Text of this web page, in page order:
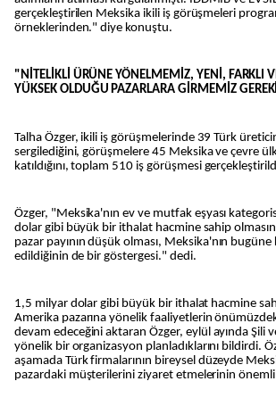
gerçekleştirilen Meksika ikili iş görüşmeleri
örneklerinden." diye konuştu.
"NİTELİKLİ ÜRÜNE YÖNELMEMİZ, YENİ, FARKLI
YÜKSEK OLDUĞU PAZARLARA GİRMEMİZ
Talha Özger, ikili iş görüşmelerinde 39 Türk
sergilediğini, görüşmelere 45 Meksika ve çevre ülke
katıldığını, toplam 510 iş görüşmesi
Özger, "Meksika'nın ev ve mutfak eşyası
dolar gibi büyük bir ithalat hacmine sahip
pazar payının düşük olması, Meksika'nın bugüne
edildiğinin de bir göstergesi." dedi.
1,5 milyar dolar gibi büyük bir ithalat hacmine
Amerika pazarına yönelik faaliyetlerin
devam edeceğini aktaran Özger, eylül ayında Şili
yönelik bir organizasyon planladıklarını bildirdi.
aşamada Türk firmalarının bireysel düzeyde
pazardaki müşterilerini ziyaret etmelerinin